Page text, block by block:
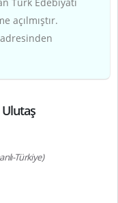
açılmıştır.
adresinden
Ulutaş
Türkiye)